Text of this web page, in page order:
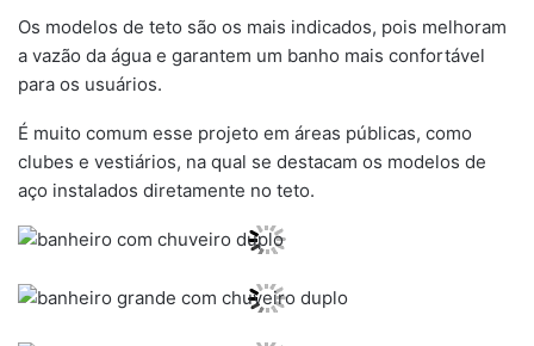
Os modelos de teto são os mais indicados, pois melhoram
a vazão da água e garantem um banho mais confortável
para os usuários.
É muito comum esse projeto em áreas públicas, como
clubes e vestiários, na qual se destacam os modelos de
aço instalados diretamente no teto.